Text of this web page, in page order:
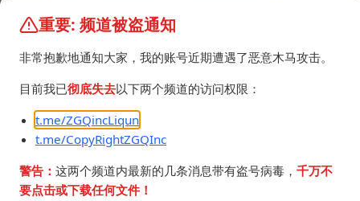
https://t.me/PicACG/2870?comment=78057
反转了，是P的。
重要: 频道被盗通知
非常抱歉地通知大家，我的账号近期遭遇了恶意木马攻击。
目前我已彻底失去以下两个频道的访问权限：
t.me/ZGQincLiqun
t.me/CopyRightZGQInc
警告： 这两个频道内最新的几条消息带有盗号病毒， 千万不
要点击或下载任何文件！